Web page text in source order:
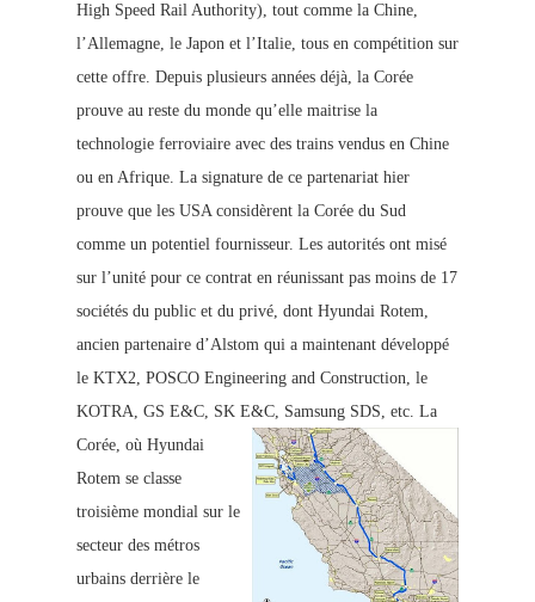
High Speed Rail Authority), tout comme la Chine,
l’Allemagne, le Japon et l’Italie, tous en compétition sur
cette offre. Depuis plusieurs années déjà, la Corée
prouve au reste du monde qu’elle maitrise la
technologie ferroviaire avec des trains vendus en Chine
ou en Afrique. La signature de ce partenariat hier
prouve que les USA considèrent la Corée du Sud
comme un potentiel fournisseur. Les autorités ont misé
sur l’unité pour ce contrat en réunissant pas moins de 17
sociétés du public et du privé, dont Hyundai Rotem,
ancien partenaire d’Alstom qui a maintenant développé
le KTX2, POSCO Engineering and Construction, le
KOTRA, GS E&C, SK E&C, Samsung SDS, etc. La
Corée, où Hyundai
Rotem se classe
troisième mondial sur le
secteur des métros
urbains derrière le